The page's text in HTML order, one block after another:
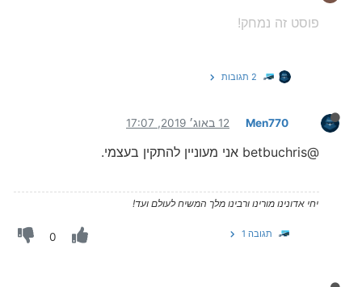
פוסט זה נמחק!
2 תגובות
Men770 12 באוג׳ 2019, 17:07
@betbuchris אני מעוניין להתקין בעצמי.
יחי אדונינו מורינו ורבינו מלך המשיח לעולם ועד!
תגובה 1 0